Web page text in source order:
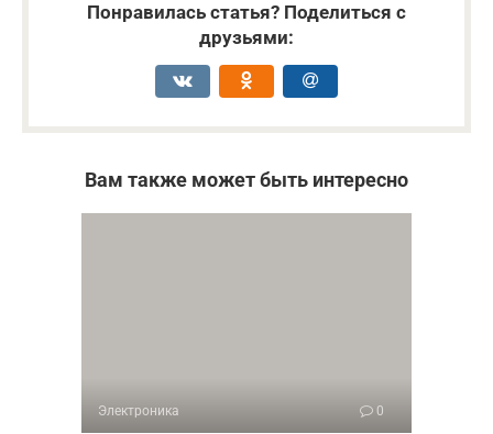
Понравилась статья? Поделиться с
друзьями:
Вам также может быть интересно
Электроника 0